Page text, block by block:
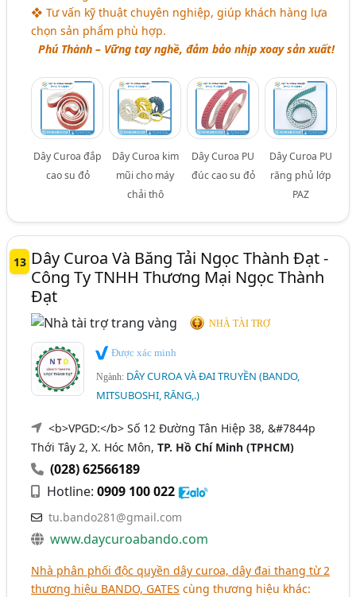
❖ Tư vấn kỹ thuật chuyên nghiệp, giúp khách hàng lựa
chọn sản phẩm phù hợp.
Phú Thành – Vững tay nghề, đảm bảo nhịp xoay sản xuất!
Dây Curoa đắp
cao su đỏ
Dây Curoa kim
mũi cho máy
chải thô
Dây Curoa PU
đúc cao su đỏ
Dây Curoa PU
răng phủ lớp
PAZ
13 Dây Curoa Và Băng Tải Ngọc Thành Đạt -
Công Ty TNHH Thương Mại Ngọc Thành
Đạt
NHÀ TÀI TRỢ
Được xác minh
Ngành: DÂY CUROA VÀ ĐAI TRUYỀN (BANDO,
MITSUBOSHI, RĂNG,.)
<b>VPGD:</b> Số 12 Đường Tân Hiệp 38, &#7844p
Thới Tây 2, X. Hóc Môn,TP. Hồ Chí Minh (TPHCM)
(028) 62566189
Hotline:0909 100 022
tu.bando281@gmail.com
www.daycuroabando.com
Nhà phân phối độc quyền dây curoa, dây đai thang từ 2
thương hiệu BANDO, GATES cùng thương hiệu khác: